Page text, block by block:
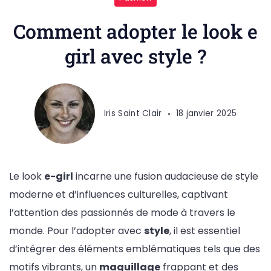
Comment adopter le look e
girl avec style ?
Iris Saint Clair 18 janvier 2025
Le look e-girl incarne une fusion audacieuse de style
moderne et d’influences culturelles, captivant
l’attention des passionnés de mode à travers le
monde. Pour l’adopter avec style, il est essentiel
d’intégrer des éléments emblématiques tels que des
motifs vibrants, un maquillage frappant et des